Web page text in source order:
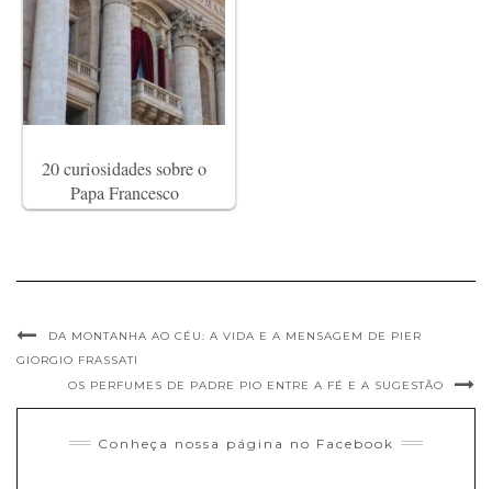
20 curiosidades sobre o
Papa Francesco
DA MONTANHA AO CÉU: A VIDA E A MENSAGEM DE PIER
GIORGIO FRASSATI
OS PERFUMES DE PADRE PIO ENTRE A FÉ E A SUGESTÃO
Conheça nossa página no Facebook